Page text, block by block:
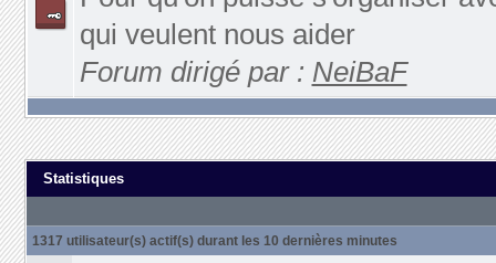
qui veulent nous aider
Forum dirigé par : NeiBaF
Statistiques
1317 utilisateur(s) actif(s) durant les 10 dernières minutes